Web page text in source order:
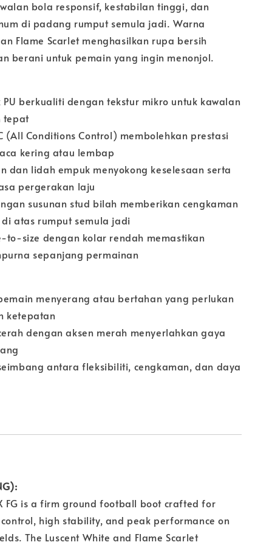
bola responsif, kestabilan tinggi, dan
di padang rumput semula jadi. Warna
Flame Scarlet menghasilkan rupa bersih
berani untuk pemain yang ingin menonjol.
berkualiti dengan tekstur mikro untuk kawalan
tepat
(All Conditions Control) membolehkan prestasi
kering atau lembap
dan lidah empuk menyokong keselesaan serta
pergerakan laju
susunan stud bilah memberikan cengkaman
atas rumput semula jadi
to-size dengan kolar rendah memastikan
sepanjang permainan
menyerang atau bertahan yang perlukan
ketepatan
dengan aksen merah menyerlahkan gaya
antara fleksibiliti, cengkaman, dan daya
FG is a firm ground football boot crafted for
high stability, and peak performance on
The Luscent White and Flame Scarlet